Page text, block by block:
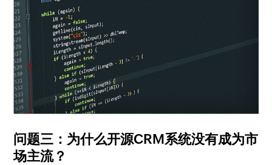
问题三：为什么开源CRM系统没有成为市
场主流？